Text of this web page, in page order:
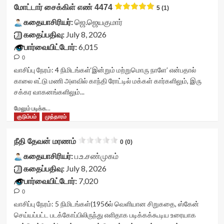
</div>
data-
rater-
readonly='true'
data-
readonly-
</div>
<span
class='yasr-
title-
average'>3
</span>
</div>
id='yasr-
visitor-
readonly-
rater-
data-
rating='0'
data-
rater-
data-
data-
rater-
readonly='true'
data-
readonly-
</div>
<span
டைரி!
<div
class="yasr-
vv-
stars-
container">
<div
class='yasr-
stars-
yasr-
id='yasr-
visitor-
readonly-
rater-
data-
rating='3'
data-
மோட்டார் சைக்கிள் எண் 4474 5 (1)
கதையாசிரியர்:ஜெ.ஜெயகுமார்
கதைப்பதிவு:July 8, 2026
பார்வையிட்டோர்:6,015
0
வாசிப்பு நேரம்: 4 நிமிடங்கள்‘இன்றும் மற்றுமொரு நாளே’ என்பதால்
காலை எட்டு மணி அளவில் காந்தி ரோட்டில் மக்கள் கார்களிலும், இரு
சக்கர வாகனங்களிலும்...
மேலும் படிக்க...
more
சைக்கிள்
எண்
4474<div
class="yasr-
vv-
title-
container">
<div
குடும்பம் முத்தாரம்
நீதி தேவன் மரணம் 0 (0)
கதையாசிரியர்:ப.உ.சண்முகம்
கதைப்பதிவு:July 8, 2026
பார்வையிட்டோர்:7,020
0
வாசிப்பு நேரம்: 5 நிமிடங்கள்(1956ல் வெளியான சிறுகதை, ஸ்கேன்
செய்யப்பட்ட படக்கோப்பிலிருந்து எளிதாக படிக்கக்கூடிய உரையாக